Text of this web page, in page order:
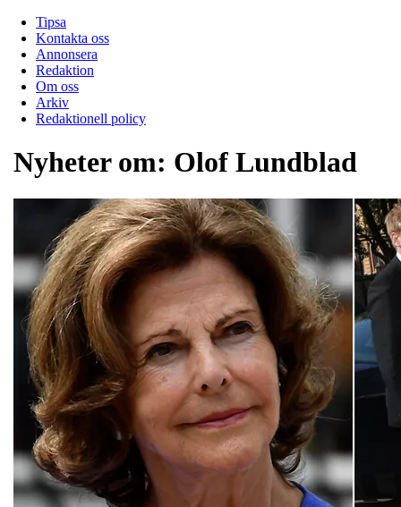
Tipsa
Kontakta oss
Annonsera
Redaktion
Om oss
Arkiv
Redaktionell policy
Nyheter om: Olof Lundblad